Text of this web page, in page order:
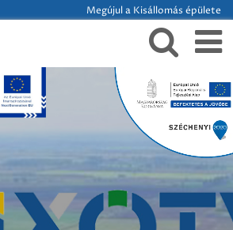
Megújul a Kisállomás épülete